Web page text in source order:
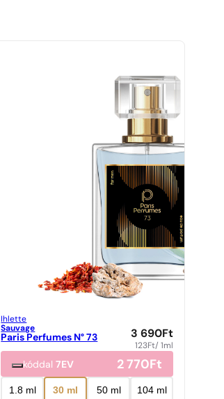
Ihlette
Sauvage
Paris Perfumes N° 73 3 690Ft
123Ft/ 1ml
kóddal7EV 2 770Ft
1.8 ml 30 ml 50 ml 104 ml